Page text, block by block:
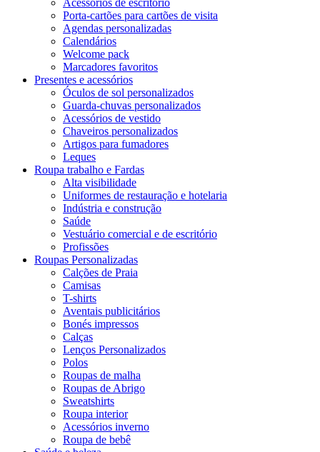
Acessórios de escritório
Porta-cartões para cartões de visita
Agendas personalizadas
Calendários
Welcome pack
Marcadores favoritos
Presentes e acessórios
Óculos de sol personalizados
Guarda-chuvas personalizados
Acessórios de vestido
Chaveiros personalizados
Artigos para fumadores
Leques
Roupa trabalho e Fardas
Alta visibilidade
Uniformes de restauração e hotelaria
Indústria e construção
Saúde
Vestuário comercial e de escritório
Profissões
Roupas Personalizadas
Calções de Praia
Camisas
T-shirts
Aventais publicitários
Bonés impressos
Calças
Lenços Personalizados
Polos
Roupas de malha
Roupas de Abrigo
Sweatshirts
Roupa interior
Acessórios inverno
Roupa de bebê